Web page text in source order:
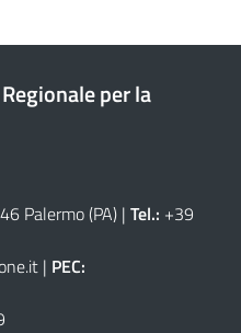
per la
Palermo (PA) | Tel.: +39
| PEC: